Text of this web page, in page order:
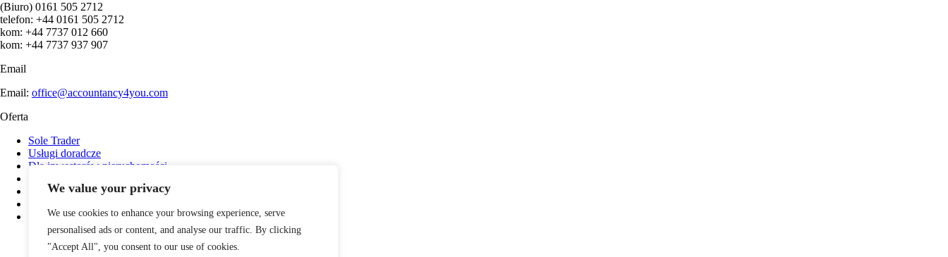
We value your privacy
We use cookies to enhance your browsing experience, serve
personalised ads or content, and analyse our traffic. By clicking
"Accept All", you consent to our use of cookies.
(Biuro) 0161 505 2712
telefon: +44 0161 505 2712
kom: +44 7737 012 660
kom: +44 7737 937 907
Email
Email: office@accountancy4you.com
Oferta
Sole Trader
Usługi doradcze
Dla inwestorów nieruchomości
Usługi księgowe
Rozliczenia podatków w Anglii